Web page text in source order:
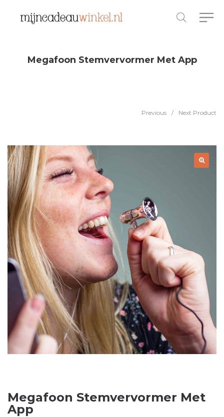
Megafoon Stemvervormer Met App
Previous / Next Product
Megafoon Stemvervormer Met
App